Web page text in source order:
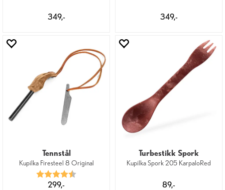
349,- 349,-
Tennstål
Kupilka Firesteel 8 Original
Karakter:
299,-
Turbestikk Spork
Kupilka Spork 205 KarpaloRed
89,-